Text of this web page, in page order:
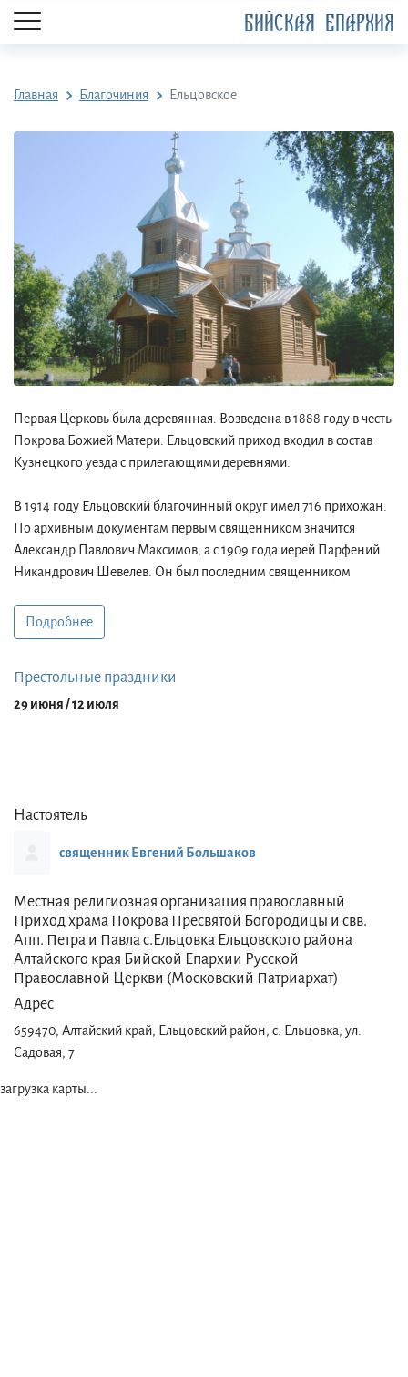
БИЙСКАЯ ЕПАРХИЯ
Главная Благочиния Ельцовское
Первая Церковь была деревянная. Возведена в 1888 году в честь
Покрова Божией Матери. Ельцовский приход входил в состав
Кузнецкого уезда с прилегающими деревнями.
В 1914 году Ельцовский благочинный округ имел 716 прихожан.
По архивным документам первым священником значится
Александр Павлович Максимов, а с 1909 года иерей Парфений
Никандрович Шевелев. Он был последним священником
В начале 1990-х годов верующие собирались по домам для
К 1997 году был сформирован приход и выделено здание
Барнаульским и Алтайским Максимом (Дмитриевым) был
после чего за работу взялись строители.
Освящение нового храма в честь Покрова Божией Матери
произошло 19 сентября 2004 года Епископом Барнаульским и
Алтайским Максимом.
Подробнее
Престольные праздники
29 июня / 12 июля
Настоятель
священник Евгений Большаков
Местная религиозная организация православный
Приход храма Покрова Пресвятой Богородицы и свв.
Апп. Петра и Павла с.Ельцовка Ельцовского района
Алтайского края Бийской Епархии Русской
Православной Церкви (Московский Патриархат)
Адрес
659470, Алтайский край, Ельцовский район, с. Ельцовка, ул.
Садовая, 7
загрузка карты...